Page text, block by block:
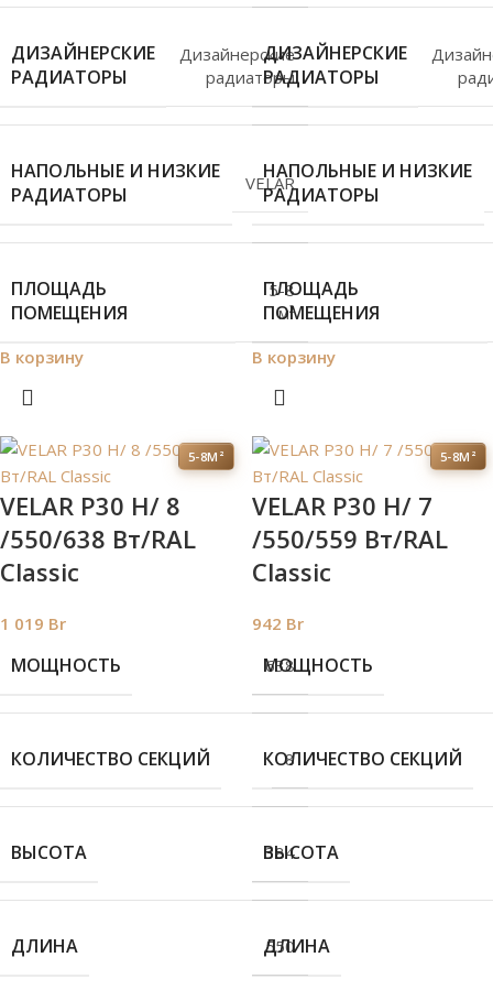
ДИЗАЙНЕРСКИЕ
РАДИАТОРЫ
Дизайнерские
радиаторы
НАПОЛЬНЫЕ И НИЗКИЕ
РАДИАТОРЫ
VELAR
ПЛОЩАДЬ
ПОМЕЩЕНИЯ
5-8
м²
В корзину
ДИЗАЙНЕРСКИЕ
РАДИАТОРЫ
НАПОЛЬНЫЕ И НИЗКИЕ
РАДИАТОРЫ
ПЛОЩАДЬ
ПОМЕЩЕНИЯ
В корзину
5-8М²
VELAR P30 H/ 8
/550/638 Вт/RAL
Classic
1 019 Br
МОЩНОСТЬ 638
КОЛИЧЕСТВО СЕКЦИЙ 8
ВЫСОТА 384
ДЛИНА 550
5-8М²
VELAR P30 H/ 7
/550/559 Вт/RAL
Classic
942 Br
МОЩНОСТЬ
КОЛИЧЕСТВО СЕКЦИЙ
ВЫСОТА
ДЛИНА